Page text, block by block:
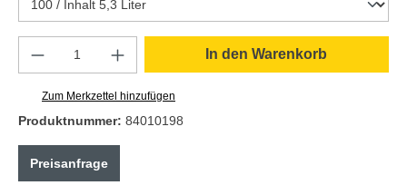
Produkt Anzahl: Gib den gewünschten
In den Warenkorb
Zum Merkzettel hinzufügen
Produktnummer: 84010198
Preisanfrage